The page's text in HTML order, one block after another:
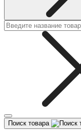
Поиск товара